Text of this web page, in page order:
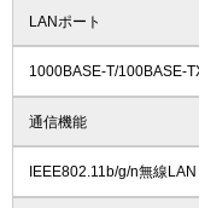
LANポート
1000BASE-T/100BASE-
通信機能
IEEE802.11b/g/n無線LAN